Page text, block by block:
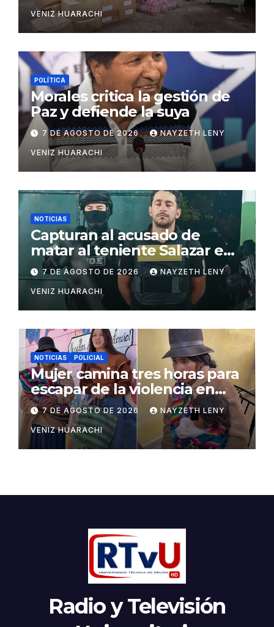
VENIZ HUARACHI
POLÍTICA
Morales critica la gestión de
Paz y defiende la suya
7 DE AGOSTO DE 2026 NAYZETH LENY
VENIZ HUARACHI
NOTICIAS
Capturan al acusado de
matar al teniente Salazar en
San Matías
7 DE AGOSTO DE 2026 NAYZETH LENY
VENIZ HUARACHI
NOTICIAS POLICIAL
Mujer camina tres horas para
escapar de la violencia en
Potosí
7 DE AGOSTO DE 2026 NAYZETH LENY
VENIZ HUARACHI
Radio y Televisión